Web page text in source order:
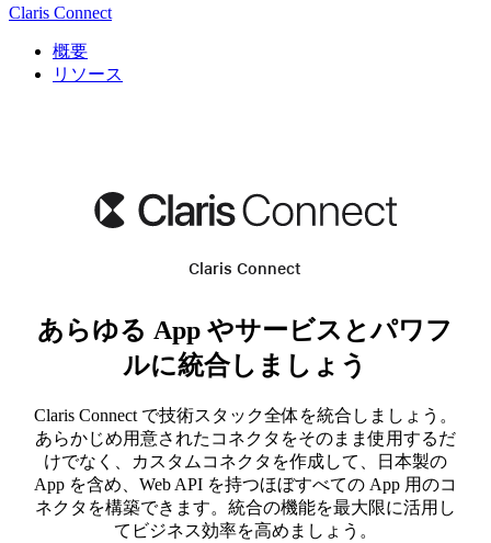
Claris Connect
概要
リソース
Claris Connect
あらゆる App やサービスとパワフ
ルに統合しましょう
Claris Connect で技術スタック全体を統合しましょう。
あらかじめ用意されたコネクタをそのまま使用するだ
けでなく、カスタムコネクタを作成して、日本製の
App を含め、Web API を持つほぼすべての App 用のコ
ネクタを構築できます。統合の機能を最大限に活用し
てビジネス効率を高めましょう。